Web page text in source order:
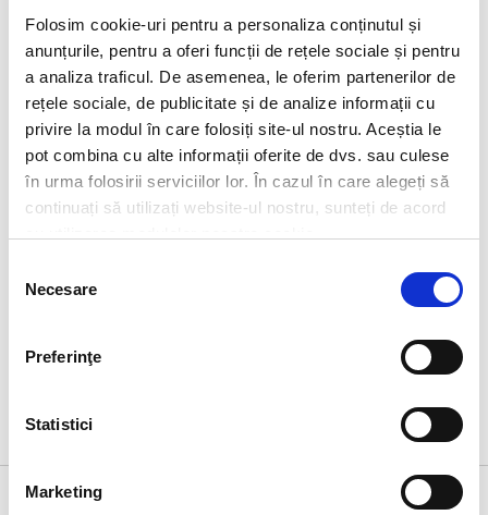
Folosim cookie-uri pentru a personaliza conținutul și
anunțurile, pentru a oferi funcții de rețele sociale și pentru
a analiza traficul. De asemenea, le oferim partenerilor de
rețele sociale, de publicitate și de analize informații cu
privire la modul în care folosiți site-ul nostru. Aceștia le
pot combina cu alte informații oferite de dvs. sau culese
în urma folosirii serviciilor lor. În cazul în care alegeți să
continuați să utilizați website-ul nostru, sunteți de acord
consimțământului
Necesare
Preferinţe
Statistici
Marketing
* Câmpurile Nume, Email și Mesaj sunt obligatorii.
Mesaj
Vă rugăm să introduceți mesajul dumneavoastră.
Despre noi Contact